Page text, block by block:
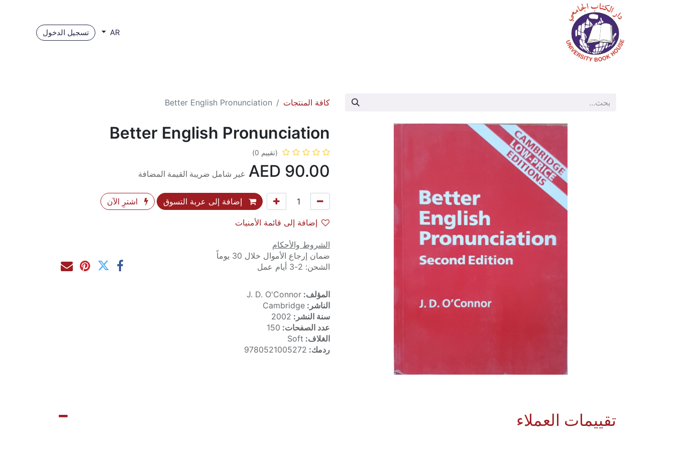
AR تسجيل الدخول
كافة المنتجات Better English Pronunciation
Better English Pronunciation
(تقييم 0)
90.00 غير شامل ضريبة القيمة المضافة
إضافة إلى عربة التسوق اشترِ الآن
إضافة إلى قائمة الأمنيات
الشروط والأحكام
ضمان إرجاع الأموال خلال 30 يوماً
الشحن: 2-3 أيام عمل
المؤلف: J. D. O'Connor
الناشر: Cambridge
سنة النشر: 2002
عدد الصفحات: 150
الغلاف: Soft
ردمك: 9780521005272
تقييمات العملاء